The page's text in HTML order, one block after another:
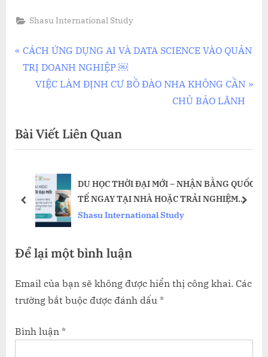
Shasu International Study
Điều
hướng
viết
P
r
o
u
o
:
CÁCH ỨNG DỤNG AI VÀ DATA SCIENCE VÀO QUẢN
TRỊ DOANH NGHIỆP ￼
N
t
P
s
t
:
VIỆC LÀM ĐỊNH CƯ BỒ ĐÀO NHA KHÔNG CẦN
CHỦ BẢO LÃNH
Bài Viết Liên Quan
DU HỌC THỜI ĐẠI MỚI – NHẬN BẰNG QUỐC
TẾ NGAY TẠI NHÀ HOẶC TRẢI NGHIỆM
HYBRID ĐỈNH CAO!
Shasu International Study
prev next
Để lại một bình luận
Email của bạn sẽ không được hiển thị công khai. Các
trường bắt buộc được đánh dấu *
Bình luận *